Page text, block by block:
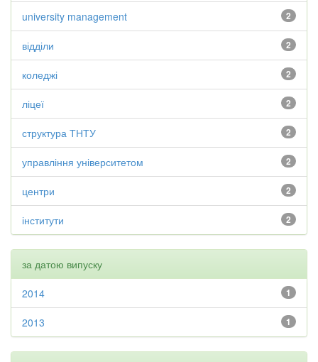
2
university management
2
відділи
2
коледжі
2
ліцеї
2
структура ТНТУ
2
управління університетом
2
центри
2
інститути
за датою випуску
1
2014
1
2013